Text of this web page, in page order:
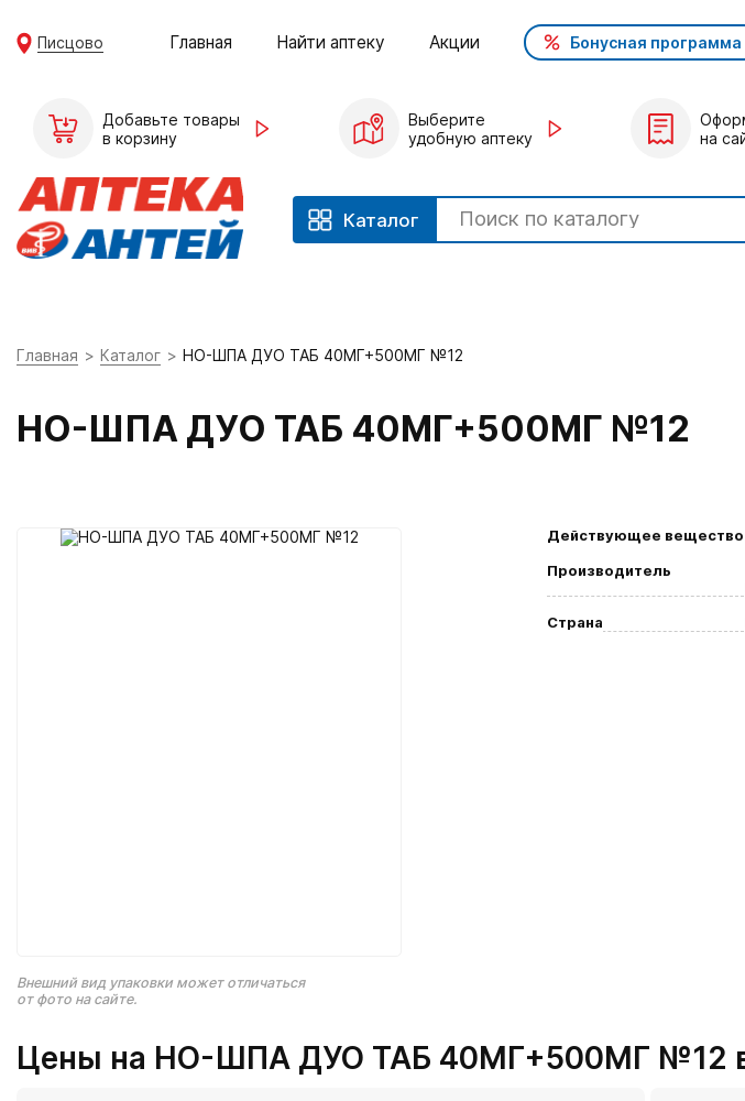
Писцово Главная Найти аптеку Акции Бонусная программа
Добавьте товары
в корзину
Выберите
удобную аптеку
на
Каталог
Главная Каталог НО-ШПА ДУО ТАБ 40МГ+500МГ №12
НО-ШПА ДУО ТАБ 40МГ+500МГ №12
Внешний вид упаковки может отличаться
от фото на сайте.
Действующее вещество
Производитель
Страна
Цены на НО-ШПА ДУО ТАБ 40МГ+500МГ №12 в